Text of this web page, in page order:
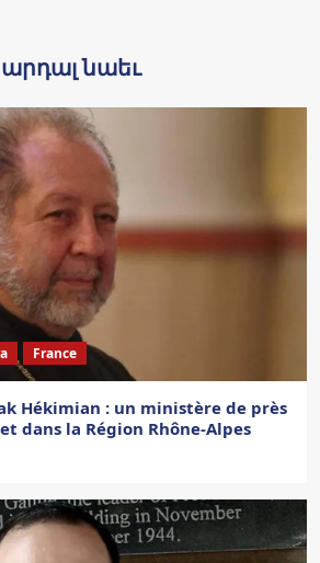
նաեւ
France
Hékimian : un ministère de près
dans la Région Rhône-Alpes